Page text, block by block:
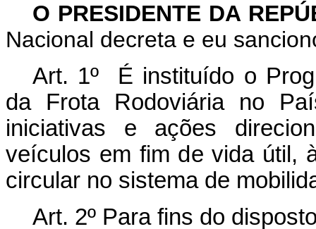
O PRESIDENTE DA
Nacional decreta e eu
Art. 1º É instituído o
da Frota Rodoviária no
iniciativas e ações
veículos em fim de vida útil,
circular no sistema de
Art. 2º Para fins do